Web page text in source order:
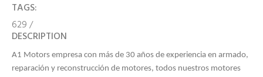
TAGS:
629/
DESCRIPTION
A1 Motors empresa con más de 30 años de experiencia en armado,
reparación y reconstrucción de motores, todos nuestros motores